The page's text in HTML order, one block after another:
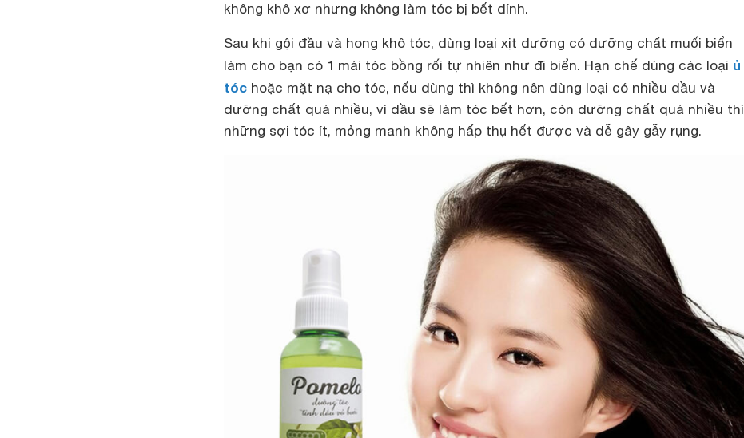
không khô xơ nhưng không làm tóc bị bết dính.
Sau khi gội đầu và hong khô tóc, dùng loại xịt dưỡng có dưỡng chất muối biển
làm cho bạn có 1 mái tóc bồng rối tự nhiên như đi biển. Hạn chế dùng các loại ủ
tóc hoặc mặt nạ cho tóc, nếu dùng thì không nên dùng loại có nhiều dầu và
dưỡng chất quá nhiều, vì dầu sẽ làm tóc bết hơn, còn dưỡng chất quá nhiều thì
những sợi tóc ít, mỏng manh không hấp thụ hết được và dễ gây gẫy rụng.